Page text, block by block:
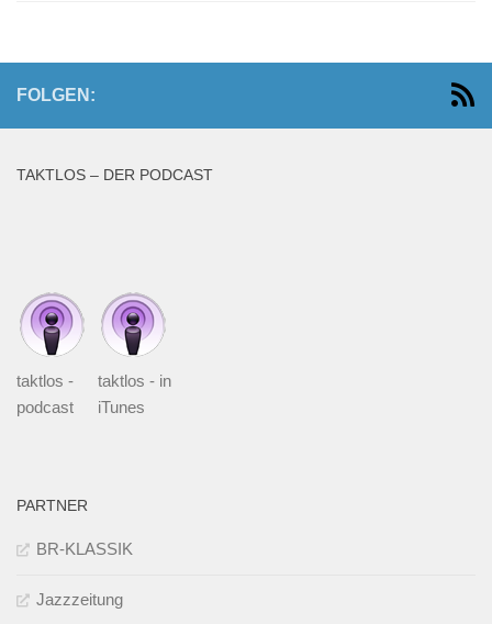
FOLGEN:
TAKTLOS – DER PODCAST
taktlos -
podcast
taktlos - in
iTunes
PARTNER
BR-KLASSIK
Jazzzeitung